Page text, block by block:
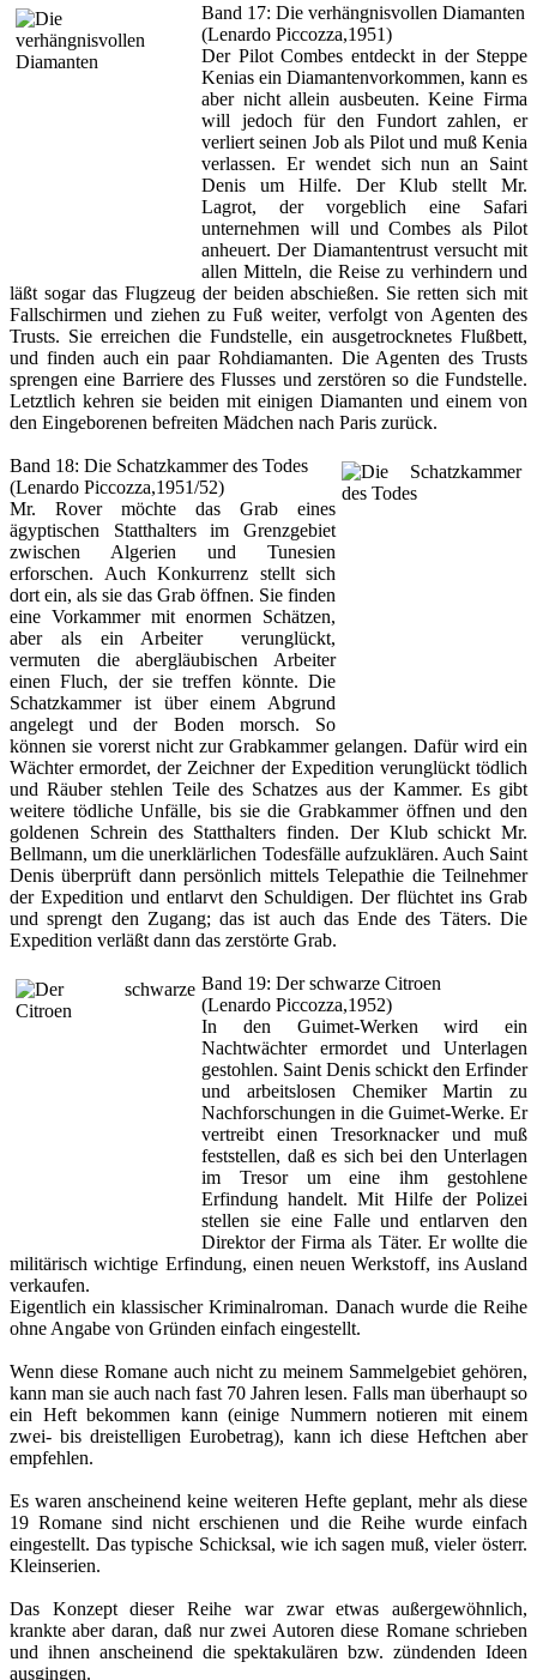
Band 17: Die verhängnisvollen Diamanten
(Lenardo Piccozza,1951)
Der Pilot Combes entdeckt in der Steppe
Kenias ein Diamantenvorkommen, kann es
aber nicht allein ausbeuten. Keine Firma
will jedoch für den Fundort zahlen, er
verliert seinen Job als Pilot und muß Kenia
verlassen. Er wendet sich nun an Saint
Denis um Hilfe. Der Klub stellt Mr.
Lagrot, der vorgeblich eine Safari
unternehmen will und Combes als Pilot
anheuert. Der Diamantentrust versucht mit
allen Mitteln, die Reise zu verhindern und
läßt sogar das Flugzeug der beiden abschießen. Sie retten sich mit
Fallschirmen und ziehen zu Fuß weiter, verfolgt von Agenten des
Trusts. Sie erreichen die Fundstelle, ein ausgetrocknetes Flußbett,
und finden auch ein paar Rohdiamanten. Die Agenten des Trusts
sprengen eine Barriere des Flusses und zerstören so die Fundstelle.
Letztlich kehren sie beiden mit einigen Diamanten und einem von
den Eingeborenen befreiten Mädchen nach Paris zurück.
Band 18: Die Schatzkammer des Todes
(Lenardo Piccozza,1951/52)
Mr. Rover möchte das Grab eines
ägyptischen Statthalters im Grenzgebiet
zwischen Algerien und Tunesien
erforschen. Auch Konkurrenz stellt sich
dort ein, als sie das Grab öffnen. Sie finden
eine Vorkammer mit enormen Schätzen,
aber als ein Arbeiter verunglückt,
vermuten die abergläubischen Arbeiter
einen Fluch, der sie treffen könnte. Die
Schatzkammer ist über einem Abgrund
angelegt und der Boden morsch. So
können sie vorerst nicht zur Grabkammer gelangen. Dafür wird ein
Wächter ermordet, der Zeichner der Expedition verunglückt tödlich
und Räuber stehlen Teile des Schatzes aus der Kammer. Es gibt
weitere tödliche Unfälle, bis sie die Grabkammer öffnen und den
goldenen Schrein des Statthalters finden. Der Klub schickt Mr.
Bellmann, um die unerklärlichen Todesfälle aufzuklären. Auch Saint
Denis überprüft dann persönlich mittels Telepathie die Teilnehmer
der Expedition und entlarvt den Schuldigen. Der flüchtet ins Grab
und sprengt den Zugang; das ist auch das Ende des Täters. Die
Expedition verläßt dann das zerstörte Grab.
Band 19: Der schwarze Citroen
(Lenardo Piccozza,1952)
In den Guimet-Werken wird ein
Nachtwächter ermordet und Unterlagen
gestohlen. Saint Denis schickt den Erfinder
und arbeitslosen Chemiker Martin zu
Nachforschungen in die Guimet-Werke. Er
vertreibt einen Tresorknacker und muß
feststellen, daß es sich bei den Unterlagen
im Tresor um eine ihm gestohlene
Erfindung handelt. Mit Hilfe der Polizei
stellen sie eine Falle und entlarven den
Direktor der Firma als Täter. Er wollte die
militärisch wichtige Erfindung, einen neuen Werkstoff, ins Ausland
verkaufen.
Eigentlich ein klassischer Kriminalroman. Danach wurde die Reihe
ohne Angabe von Gründen einfach eingestellt.
Wenn diese Romane auch nicht zu meinem Sammelgebiet gehören,
kann man sie auch nach fast 70 Jahren lesen. Falls man überhaupt so
ein Heft bekommen kann (einige Nummern notieren mit einem
zwei- bis dreistelligen Eurobetrag), kann ich diese Heftchen aber
empfehlen.
Es waren anscheinend keine weiteren Hefte geplant, mehr als diese
19 Romane sind nicht erschienen und die Reihe wurde einfach
eingestellt. Das typische Schicksal, wie ich sagen muß, vieler österr.
Kleinserien.
Das Konzept dieser Reihe war zwar etwas außergewöhnlich,
krankte aber daran, daß nur zwei Autoren diese Romane schrieben
und ihnen anscheinend die spektakulären bzw. zündenden Ideen
ausgingen.